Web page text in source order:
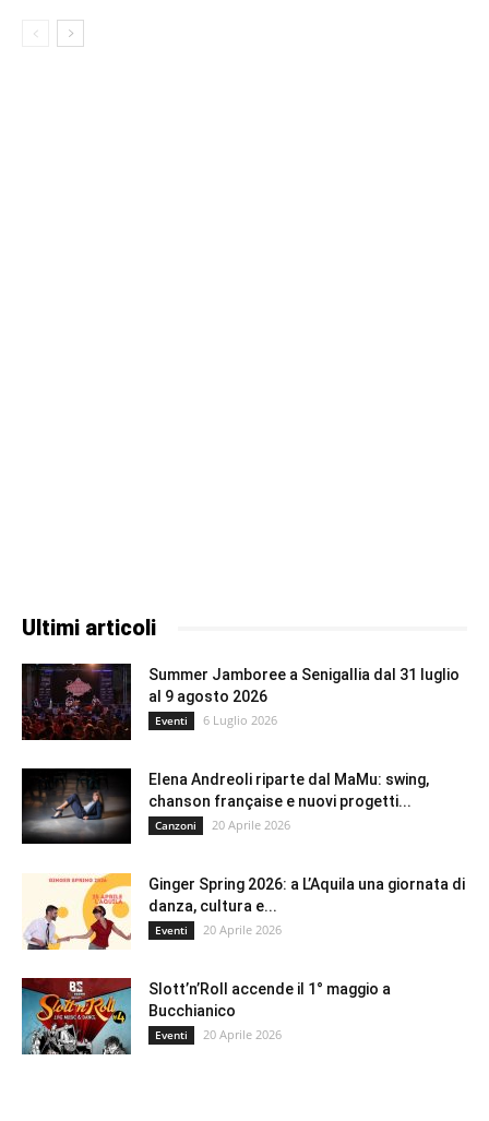
Ultimi articoli
Summer Jamboree a Senigallia dal 31 luglio
al 9 agosto 2026
Eventi 6 Luglio 2026
Elena Andreoli riparte dal MaMu: swing,
chanson française e nuovi progetti...
Canzoni 20 Aprile 2026
Ginger Spring 2026: a L’Aquila una giornata di
danza, cultura e...
Eventi 20 Aprile 2026
Slott’n’Roll accende il 1° maggio a
Bucchianico
Eventi 20 Aprile 2026